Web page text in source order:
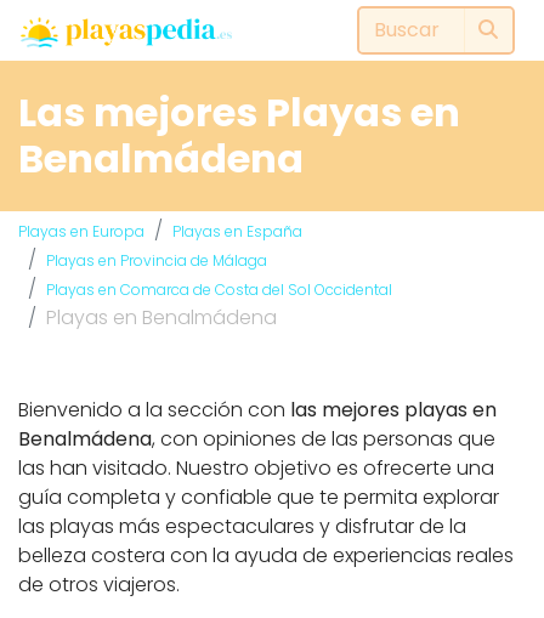
Las mejores Playas en
Benalmádena
Playas en Europa
Playas en España
Playas en Provincia de Málaga
Playas en Comarca de Costa del Sol Occidental
Playas en Benalmádena
Bienvenido a la sección con las mejores playas en
Benalmádena, con opiniones de las personas que
las han visitado. Nuestro objetivo es ofrecerte una
guía completa y confiable que te permita explorar
las playas más espectaculares y disfrutar de la
belleza costera con la ayuda de experiencias reales
de otros viajeros.